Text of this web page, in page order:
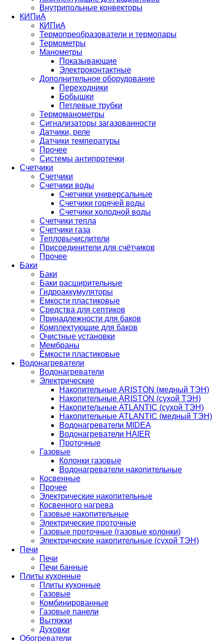
Внутрипольные конвекторы
КИПиА
КИПиА
Термопреобразователи и термопары
Термометры
Манометры
Показывающие
Электроконтактные
Дополнительное оборудование
Переходники
Бобышки
Петлевые трубки
Термоманометры
Сигнализаторы загазованности
Датчики, реле
Датчики температуры
Прочее
Системы антипротечки
Счетчики
Счетчики
Счетчики воды
Счетчики универсальные
Счетчики горячей воды
Счетчики холодной воды
Счетчики тепла
Счетчики газа
Тепловычислители
Присоединители для счётчиков
Прочее
Баки
Баки
Баки расширительные
Гидроаккумуляторы
Емкости пластиковые
Средства для септиков
Принадлежности для баков
Комплектующие для баков
Очистные установки
Мембраны
Ёмкости пластиковые
Водонагреватели
Водонагреватели
Электрические
Накопительные ARISTON (медный ТЭН)
Накопительные ARISTON (сухой ТЭН)
Накопительные ATLANTIC (сухой ТЭН)
Накопительные ATLANTIC (медный ТЭН)
Водонагреватели MIDEA
Водонагреватели HAIER
Проточные
Газовые
Колонки газовые
Водонагреватели накопительные
Косвенные
Прочее
Электрические накопительные
Косвенного нагрева
Газовые накопительные
Электрические проточные
Газовые проточные (газовые колонки)
Электрические накопительные (сухой ТЭН)
Печи
Печи
Печи банные
Плиты кухонные
Плиты кухонные
Газовые
Комбинированные
Газовые панели
Вытяжки
Духовки
Обогреватели